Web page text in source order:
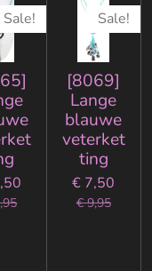
Sale! Sale!
[8069]
Lange
blauwe
veterket
ting
€ 7,50
€ 9,95